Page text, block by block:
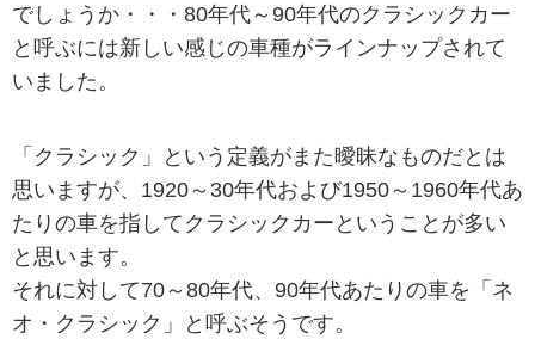
でしょうか・・・80年代～90年代のクラシックカー
と呼ぶには新しい感じの車種がラインナップされて
いました。
「クラシック」という定義がまた曖昧なものだとは
思いますが、1920～30年代および1950～1960年代あ
たりの車を指してクラシックカーということが多い
と思います。
それに対して70～80年代、90年代あたりの車を「ネ
オ・クラシック」と呼ぶそうです。